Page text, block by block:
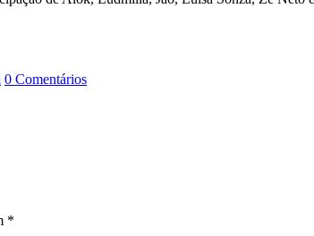
0 Comentários
*